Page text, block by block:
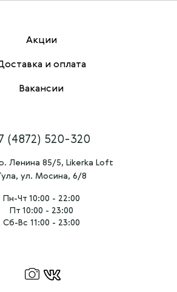
Акции
и оплата
Вакансии
(4872) 520-320
Ленина 85/5, Likerka Loft
ул. Мосина, 6/8
Пн-Чт 10:00 - 22:00
Пт 10:00 - 23:00
Сб-Вс 11:00 - 23:00